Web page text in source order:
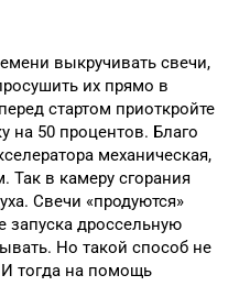
выкручивать свечи,
их прямо в
стартом приоткройте
на 50 процентов. Благо
механическая,
в камеру сгорания
Свечи «продуются»
запуска дроссельную
Но такой способ не
тогда на помощь